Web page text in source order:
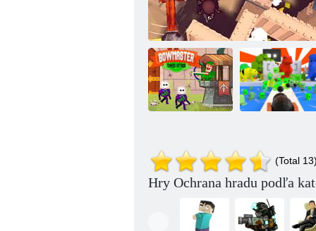
Epic Army Defense Stúpajúca vojna
Bow Master's
Tower Attack
Zombie Factory
3D
(Total 13)
Hry Ochrana hradu podľa